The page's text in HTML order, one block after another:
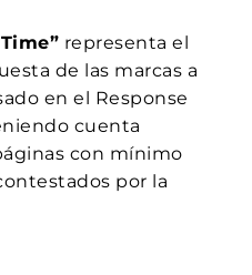
representa el
de las marcas a
en el Response
cuenta
con mínimo
por la